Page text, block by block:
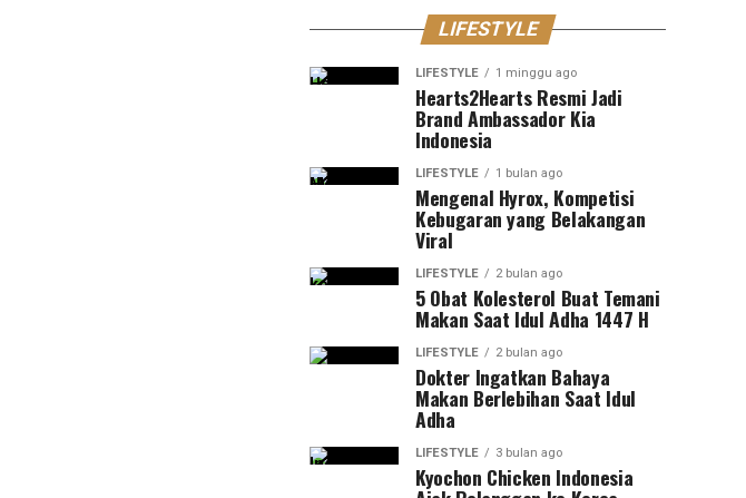
LIFESTYLE
LIFESTYLE 1 minggu ago
Hearts2Hearts Resmi Jadi
Brand Ambassador Kia
Indonesia
LIFESTYLE 1 bulan ago
Mengenal Hyrox, Kompetisi
Kebugaran yang Belakangan
Viral
LIFESTYLE 2 bulan ago
5 Obat Kolesterol Buat Temani
Makan Saat Idul Adha 1447 H
LIFESTYLE 2 bulan ago
Dokter Ingatkan Bahaya
Makan Berlebihan Saat Idul
Adha
LIFESTYLE 3 bulan ago
Kyochon Chicken Indonesia